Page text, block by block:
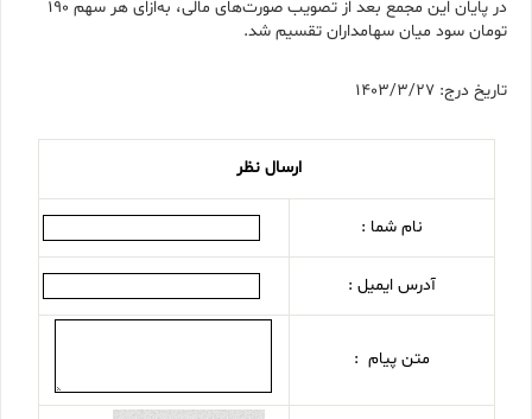
در پایان این مجمع بعد از تصویب صورت‌های مالی، به‌ازای هر سهم ۱۹۰
تومان سود میان سهامداران تقسیم شد.
تاریخ درج: 1403/3/27
ارسال نظر
نام شما :
آدرس ایمیل :
متن پیام :